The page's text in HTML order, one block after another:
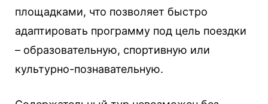
площадками, что позволяет быстро
адаптировать программу под цель поездки
– образовательную, спортивную или
культурно-познавательную.